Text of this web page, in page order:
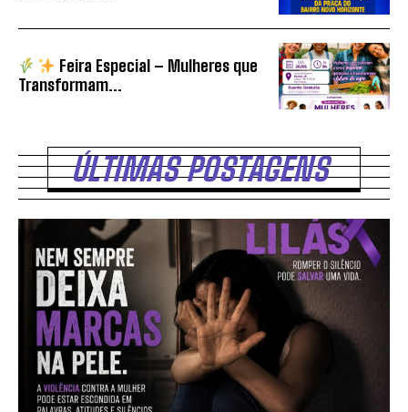
Feira Especial – Mulheres que
Transformam...
ÚLTIMAS POSTAGENS